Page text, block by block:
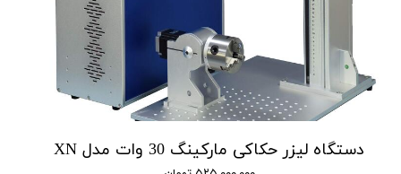
دستگاه لیزر حکاکی مارکینگ 30 وات مدل XN